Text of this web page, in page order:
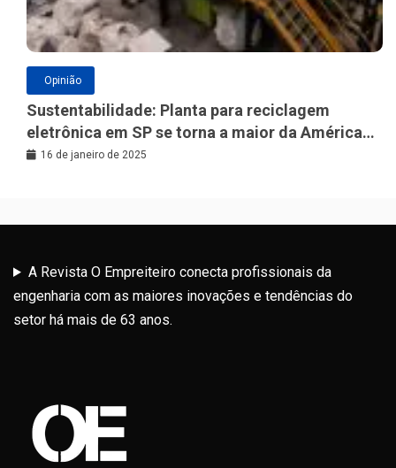
Opinião
Sustentabilidade: Planta para reciclagem
eletrônica em SP se torna a maior da América
Latina
16 de janeiro de 2025
A Revista O Empreiteiro conecta profissionais da
engenharia com as maiores inovações e tendências do
setor há mais de 63 anos.